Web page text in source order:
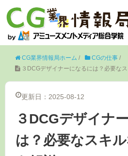
CG業界情報局ホーム / CGの仕事 /
３DCGデザイナーになるには？必要な
更新日：2025-08-12
３DCGデザイナ
は？必要なスキ